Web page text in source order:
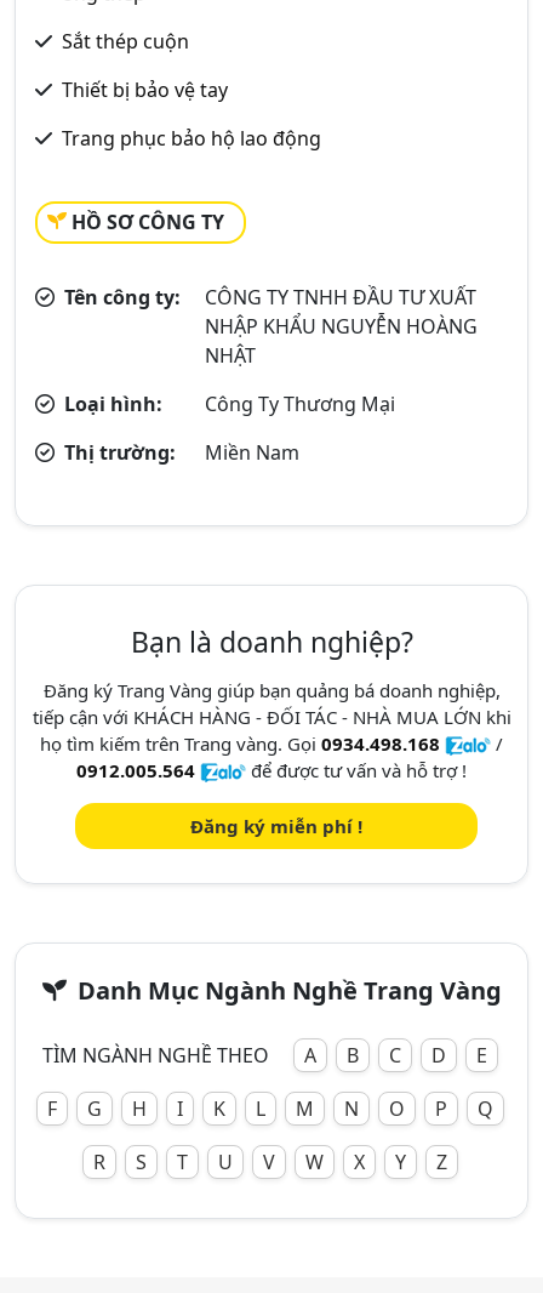
Sắt thép cuộn
Thiết bị bảo vệ tay
Trang phục bảo hộ lao động
HỒ SƠ CÔNG TY
Tên công ty:
CÔNG TY TNHH ĐẦU TƯ XUẤT
NHẬP KHẨU NGUYỄN HOÀNG
NHẬT
Loại hình:
Công Ty Thương Mại
Thị trường:
Miền Nam
Bạn là doanh nghiệp?
Đăng ký Trang Vàng giúp bạn quảng bá doanh nghiệp,
tiếp cận với KHÁCH HÀNG - ĐỐI TÁC - NHÀ MUA LỚN khi
họ tìm kiếm trên Trang vàng. Gọi 0934.498.168
/
0912.005.564
để được tư vấn và hỗ trợ !
Đăng ký miễn phí !
Danh Mục Ngành Nghề Trang Vàng
TÌM NGÀNH NGHỀ THEO A B C D
E
F
G H I K L M N O P
Q
R
S T U V W X Y Z